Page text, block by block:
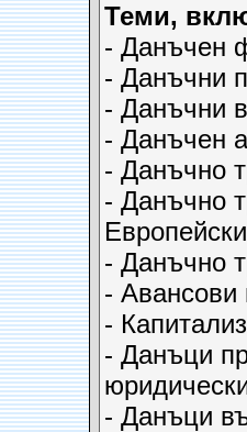
Теми,
- Данъчен
- Данъчни
- Данъчни
- Данъчен
- Данъчно
- Данъчно
- Данъчно
- Авансови
-
- Данъци
- Данъци